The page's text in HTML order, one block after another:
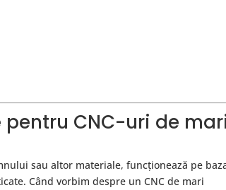
CNC-uri de
sau altor materiale, funcționează pe
Când vorbim despre un CNC de mari